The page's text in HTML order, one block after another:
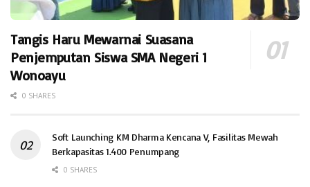
Tangis Haru Mewarnai Suasana
Penjemputan Siswa SMA Negeri 1
Wonoayu
0 SHARES
Soft Launching KM Dharma Kencana V, Fasilitas Mewah
Berkapasitas 1.400 Penumpang
0 SHARES